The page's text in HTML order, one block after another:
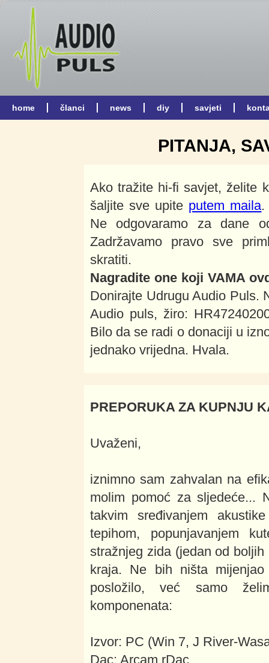
PITANJA,
Ako tražite hi-fi savjet, želite
šaljite sve upite putem maila.
Ne odgovaramo za dane
Zadržavamo pravo sve
skratiti.
Nagradite one koji VAMA
Donirajte Udrugu Audio Puls.
Audio puls, žiro:
Bilo da se radi o donaciji u
jednako vrijedna. Hvala.
PREPORUKA ZA KUPNJU
Uvaženi,
iznimno sam zahvalan na
molim pomoć za sljedeće...
takvim sređivanjem
tepihom, popunjavanjem
stražnjeg zida (jedan od
kraja. Ne bih ništa
posložilo, već samo
komponenata:
Izvor: PC (Win 7, J River-
Dac: Arcam rDac